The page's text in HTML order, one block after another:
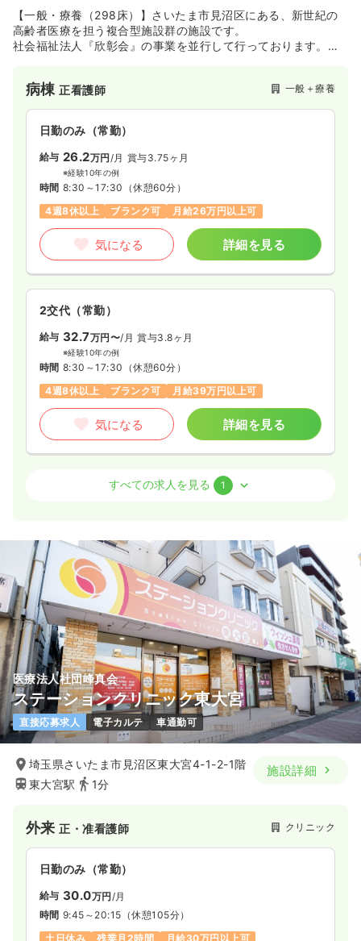
気になる 詳細を見る
日勤のみ（常勤）
給与 27.3 万円〜/月
時間 8:30～17:00 （休憩60分）
4週8休以上
担当業務未経験可
第二新卒可
月給32万円以上可
気になる 詳細を見る
オペ室(手術室)正・准看護師
27.3万円〜/月
※経験3年の例
時間 8:30～17:00（休憩60分）
日祝休み
4週8休以上 ブランク可
第二新卒可
月給32万円以上可
気になる 詳細を見る
【一般・療養（298床）】さいたま市見沼区にある、新世紀の
高齢者医療を担う複合型施設群の施設です。
社会福祉法人『欣彰会』の事業を並行して行っております。高
歯科治療等、心身に障害や疾病をお持ちの方のニーズにあわせ
た数多くの事業を積極的にすすめている、地域の中核病院で
病棟正看護師 一般＋療養
日勤のみ（常勤）
給与 26.2万円 /月 賞与3.75ヶ月
※経験10年の例
時間 8:30～17:30 （休憩60分）
4週8休以上
ブランク可 月給26万円以上可
気になる 詳細を見る
2交代（常勤）
給与 32.7万円〜/月 賞与3.8ヶ月
※経験10年の例
時間 8:30～17:30 （休憩60分）
4週8休以上
ブランク可 月給39万円以上可
気になる 詳細を見る
正看護師
給与 25.2 万円〜/月 賞与2回
※経験5年の例
時間
8:30～17:30
ブランク可
月給25万円以上可
気になる 詳細を見る
すべての求人を見る 1
医療法人社団峰真会
ステーションクリニック東大宮
直接応募求人 電子カルテ 車通勤可
埼玉県さいたま市見沼区東大宮4-1-2-1階
東大宮駅
1分
施設詳細
外来正・准看護師 クリニック
日勤のみ（常勤）
給与 30.0万円 /月
時間 9:45～20:15 （休憩105分）
土日休み
残業月2時間 月給30万円以上可